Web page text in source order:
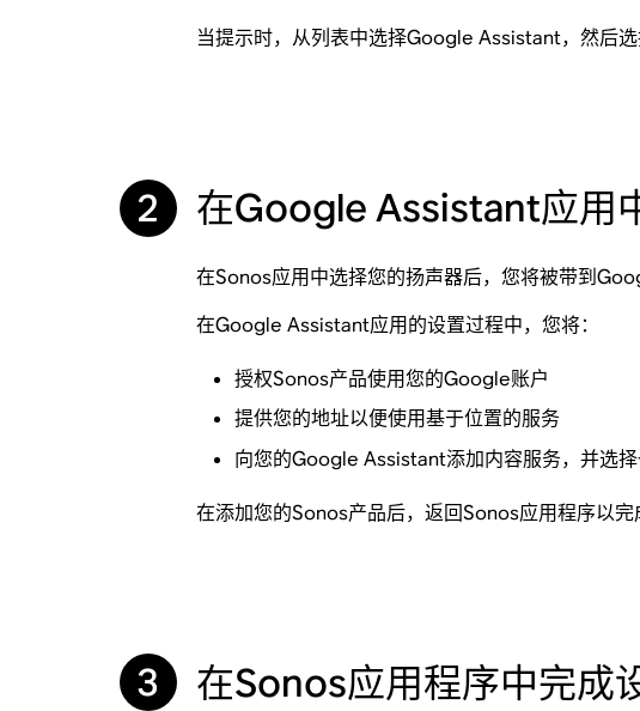
当提示时，从列表中选择Google Assistant，然后选
2 在Google Assistant应用
在Sonos应用中选择您的扬声器后，您将被带到
在Google Assistant应用的设置过程中，您将：
授权Sonos产品使用您的Google账户
提供您的地址以便使用基于位置的服务
向您的Google Assistant添加内容服务，并选择
在添加您的Sonos产品后，返回Sonos应用程序以完
3 在Sonos应用程序中完成